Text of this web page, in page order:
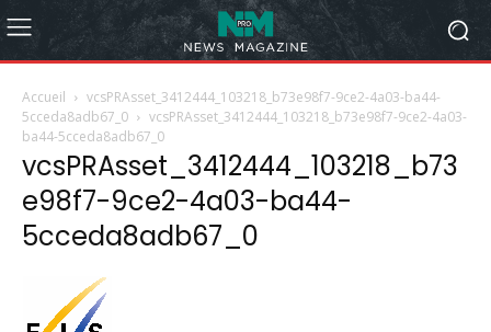
Accueil
vcsPRAsset_3412444_103218_b73e98f7-9ce2-4a03-ba44-
5cceda8adb67_0
vcsPRAsset_3412444_103218_b73e98f7-9ce2-4a03-
ba44-5cceda8adb67_0
vcsPRAsset_3412444_103218_b73
e98f7-9ce2-4a03-ba44-
5cceda8adb67_0